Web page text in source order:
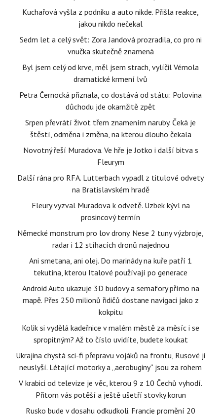
Kuchařová vyšla z podniku a auto nikde. Přišla reakce,
jakou nikdo nečekal
Sedm let a celý svět: Zora Jandová prozradila, co pro ni
vnučka skutečně znamená
Byl jsem celý od krve, měl jsem strach, vylíčil Vémola
dramatické krmení lvů
Petra Černocká přiznala, co dostává od státu: Polovina
důchodu jde okamžitě zpět
Srpen převrátí život třem znamením naruby. Čeká je
štěstí, odměna i změna, na kterou dlouho čekala
Novotný řeší Muradova. Ve hře je Jotko i další bitva s
Fleurym
Další rána pro RFA. Lutterbach vypadl z titulové odvety
na Bratislavském hradě
Fleury vyzval Muradova k odvetě. Uzbek kývl na
prosincový termín
Německé monstrum pro lov drony. Nese 2 tuny výzbroje,
radar i 12 stíhacích dronů najednou
Ani smetana, ani olej. Do marinády na kuře patří 1
tekutina, kterou Italové používají po generace
Android Auto ukazuje 3D budovy a semafory přímo na
mapě. Přes 250 milionů řidičů dostane navigaci jako z
kokpitu
Kolik si vydělá kadeřnice v malém městě za měsíc i se
spropitným? Až to číslo uvidíte, budete koukat
Ukrajina chystá sci-fi přepravu vojáků na frontu, Rusové ji
neuslyší. Létající motorky a „aerobuginy“ jsou za rohem
V krabici od televize je věc, kterou 9 z 10 Čechů vyhodí.
Přitom vás potěší a ještě ušetří stovky korun
Rusko bude v dosahu odkudkoli. Francie promění 20